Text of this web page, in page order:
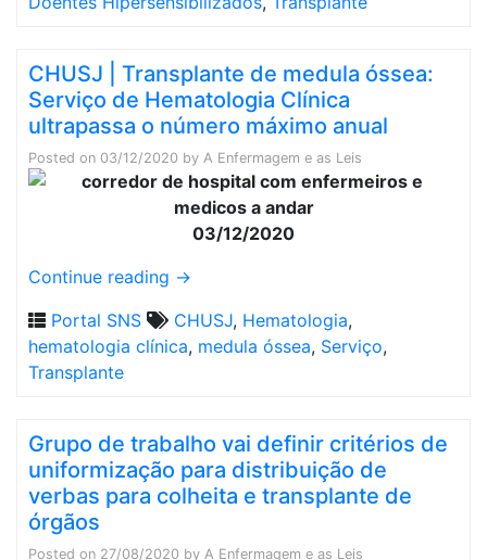
CHUSJ | Transplante de medula óssea:
Serviço de Hematologia Clínica
ultrapassa o número máximo anual
Posted on 03/12/2020 by A Enfermagem e as Leis
03/12/2020
Continue reading →
Portal SNS
CHUSJ, Hematologia,
hematologia clínica, medula óssea, Serviço,
Transplante
Grupo de trabalho vai definir critérios de
uniformização para distribuição de
verbas para colheita e transplante de
órgãos
Posted on 27/08/2020 by A Enfermagem e as Leis